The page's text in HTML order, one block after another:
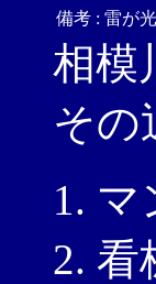
備考 : 雷が
相模
その
マ
看